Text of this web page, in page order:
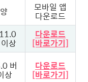
모바일 앱
다운로드
상
다운로드
[바로가기]
버
상
다운로드
[바로가기]